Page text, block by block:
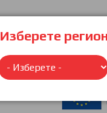
Изберете